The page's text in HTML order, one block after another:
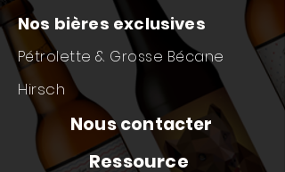
Nos bières exclusives
Pétrolette & Grosse Bécane
Hirsch
Nous contacter
Ressource